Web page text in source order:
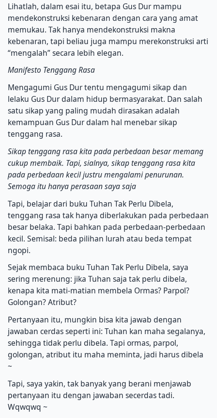
Lihatlah, dalam esai itu, betapa Gus Dur mampu
mendekonstruksi kebenaran dengan cara yang amat
memukau. Tak hanya mendekonstruksi makna
kebenaran, tapi beliau juga mampu merekonstruksi arti
“mengalah” secara lebih elegan.
Manifesto Tenggang Rasa
Mengagumi Gus Dur tentu mengagumi sikap dan
lelaku Gus Dur dalam hidup bermasyarakat. Dan salah
satu sikap yang paling mudah dirasakan adalah
kemampuan Gus Dur dalam hal menebar sikap
tenggang rasa.
Sikap tenggang rasa kita pada perbedaan besar memang
cukup membaik. Tapi, sialnya, sikap tenggang rasa kita
pada perbedaan kecil justru mengalami penurunan.
Semoga itu hanya perasaan saya saja
Tapi, belajar dari buku Tuhan Tak Perlu Dibela,
tenggang rasa tak hanya diberlakukan pada perbedaan
besar belaka. Tapi bahkan pada perbedaan-perbedaan
kecil. Semisal: beda pilihan lurah atau beda tempat
ngopi.
Sejak membaca buku Tuhan Tak Perlu Dibela, saya
sering merenung: jika Tuhan saja tak perlu dibela,
kenapa kita mati-matian membela Ormas? Parpol?
Golongan? Atribut?
Pertanyaan itu, mungkin bisa kita jawab dengan
jawaban cerdas seperti ini: Tuhan kan maha segalanya,
sehingga tidak perlu dibela. Tapi ormas, parpol,
golongan, atribut itu maha meminta, jadi harus dibela
~
Tapi, saya yakin, tak banyak yang berani menjawab
pertanyaan itu dengan jawaban secerdas tadi.
Wqwqwq ~